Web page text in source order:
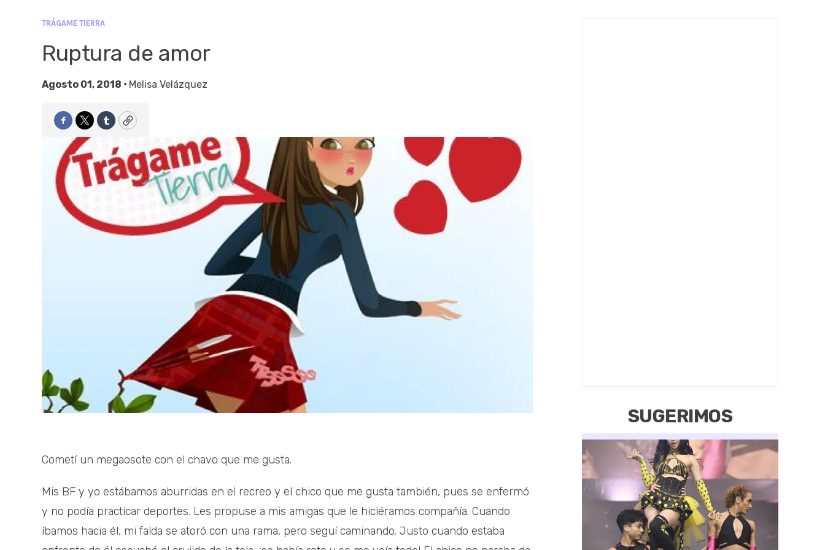
TRÁGAME TIERRA
Ruptura de amor
Agosto 01, 2018 • Melisa Velázquez
Facebook
TwitterTumblrCopy
Cometí un megaosote con el chavo que me gusta.
Mis BF y yo estábamos aburridas en el recreo y el chico que me gusta también, pues se enfermó
y no podía practicar deportes. Les propuse a mis amigas que le hiciéramos compañía. Cuando
íbamos hacia él, mi falda se atoró con una rama, pero seguí caminando. Justo cuando estaba
SUGERIMOS